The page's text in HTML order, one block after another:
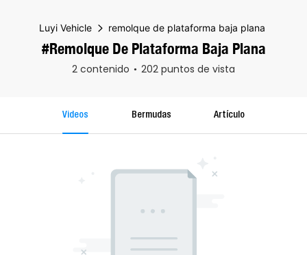
Luyi Vehicle remolque de plataforma baja plana
#remolque De Plataforma Baja Plana
2 contenido 202 puntos de vista
Videos Bermudas Artículo